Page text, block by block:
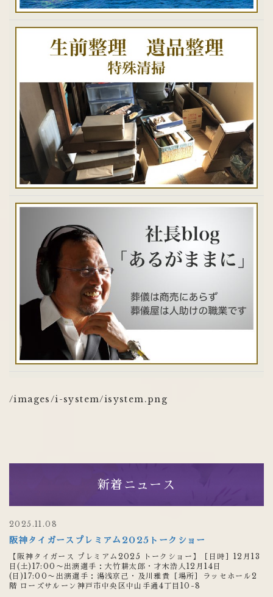
/images/i-system/isystem.png
新着ニュース
2025.11.08
阪神タイガースプレミアム2025トークショー
【阪神タイガース プレミアム2025 トークショー】［日時］12月13
日(土)17:00〜出演選手：大竹耕太郎・才木浩人12月14日
(日)17:00〜出演選手：湯浅京己・及川雅貴［場所］ラッセホール2
階 ローズサルーン神戸市中央区中山手通4丁目10-8